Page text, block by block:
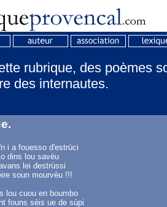
rubrique, des poèmes
des internautes.
i a fouesso d'estrùci
dins lou savèu
lei destrùssi
soun mourvèu !!!
lou cuou en boumbo
founs sèis ue de sùpi